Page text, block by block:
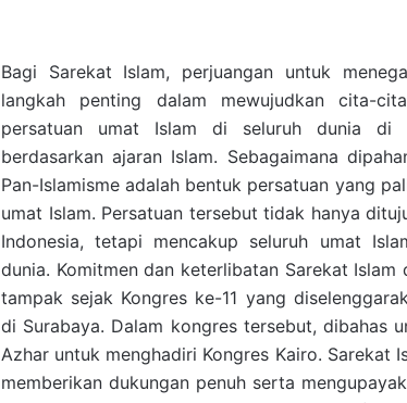
Bagi Sarekat Islam, perjuangan untuk
langkah penting dalam mewujudkan cita-
persatuan umat Islam di seluruh dunia di
berdasarkan ajaran Islam. Sebagaimana
Pan-Islamisme adalah bentuk persatuan yang
umat Islam. Persatuan tersebut tidak hanya
Indonesia, tetapi mencakup seluruh umat
dunia. Komitmen dan keterlibatan Sarekat Islam
tampak sejak Kongres ke-11 yang
di Surabaya. Dalam kongres tersebut, dibahas
Azhar untuk menghadiri Kongres Kairo. Sarekat
memberikan dukungan penuh serta